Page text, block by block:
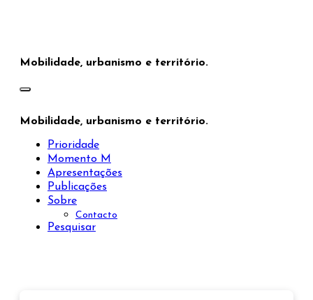
Mobilidade, urbanismo e território.
Mobilidade, urbanismo e território.
Prioridade
Momento M
Apresentações
Publicações
Sobre
Contacto
Pesquisar